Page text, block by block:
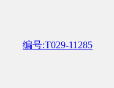
编号:T029-11285